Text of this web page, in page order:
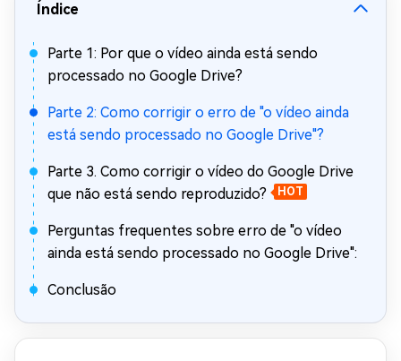
Índice
Parte 1: Por que o vídeo ainda está sendo
processado no Google Drive?
Parte 2: Como corrigir o erro de "o vídeo ainda
está sendo processado no Google Drive"?
Parte 3. Como corrigir o vídeo do Google Drive
que não está sendo reproduzido?
HOT
Perguntas frequentes sobre erro de "o vídeo
ainda está sendo processado no Google Drive":
Conclusão